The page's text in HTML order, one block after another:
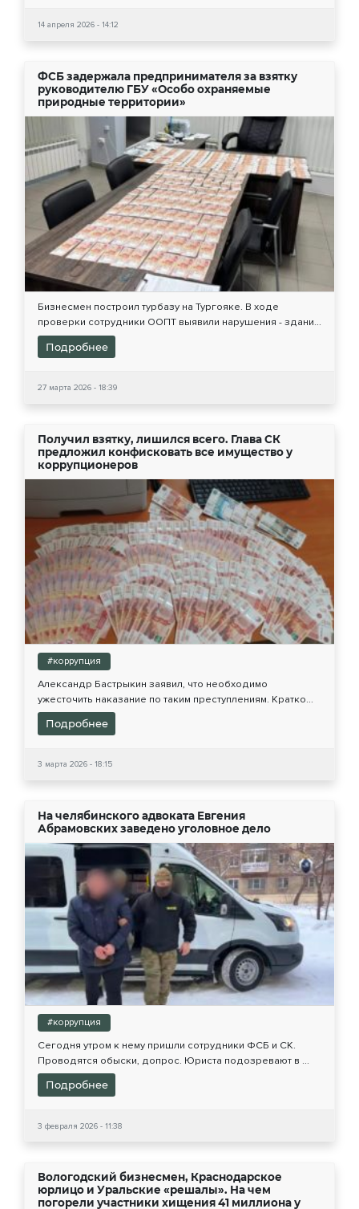
14 апреля 2026 - 14:12
ФСБ задержала предпринимателя за взятку
руководителю ГБУ «Особо охраняемые
природные территории»
Бизнесмен построил турбазу на Тургояке. В ходе
проверки сотрудники ООПТ выявили нарушения - здани...
Подробнее
27 марта 2026 - 18:39
Получил взятку, лишился всего. Глава СК
предложил конфисковать все имущество у
коррупционеров
#коррупция
Александр Бастрыкин заявил, что необходимо
ужесточить наказание по таким преступлениям. Кратко...
Подробнее
3 марта 2026 - 18:15
На челябинского адвоката Евгения
Абрамовских заведено уголовное дело
#коррупция
Сегодня утром к нему пришли сотрудники ФСБ и СК.
Проводятся обыски, допрос. Юриста подозревают в ...
Подробнее
3 февраля 2026 - 11:38
Вологодский бизнесмен, Краснодарское
юрлицо и Уральские «решалы». На чем
погорели участники хищения 41 миллиона у